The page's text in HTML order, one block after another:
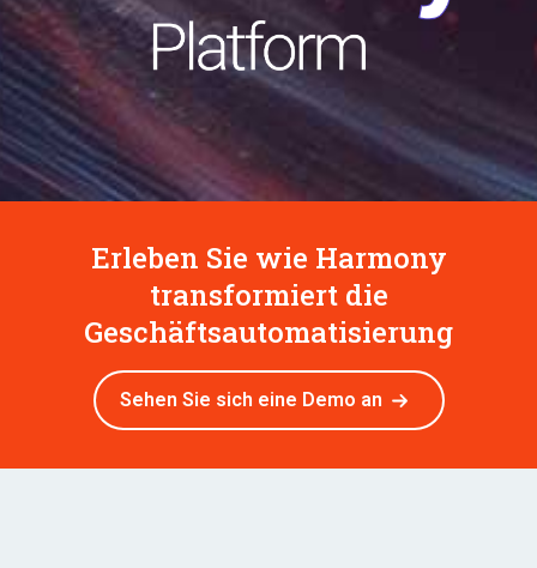
Erleben Sie wie Harmony
transformiert die
Geschäftsautomatisierung
Sehen Sie sich eine Demo an